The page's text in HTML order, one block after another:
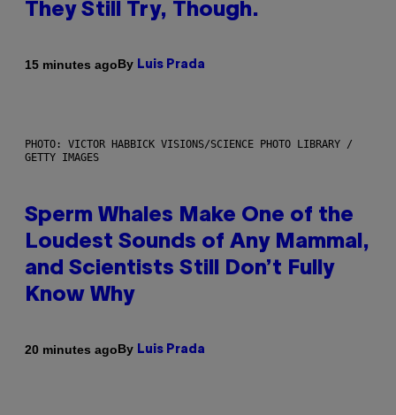
They Still Try, Though.
15 minutes agoBy Luis Prada
PHOTO: VICTOR HABBICK VISIONS/SCIENCE PHOTO LIBRARY /
GETTY IMAGES
Sperm Whales Make One of the
Loudest Sounds of Any Mammal,
and Scientists Still Don’t Fully
Know Why
20 minutes agoBy Luis Prada